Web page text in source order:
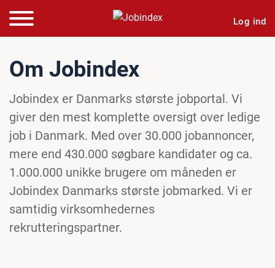
Log ind
Om Jobindex
Jobindex er Danmarks største jobportal. Vi
giver den mest komplette oversigt over ledige
job i Danmark. Med over 30.000 jobannoncer,
mere end 430.000 søgbare kandidater og ca.
1.000.000 unikke brugere om måneden er
Jobindex Danmarks største jobmarked. Vi er
samtidig virksomhedernes
rekrutteringspartner.